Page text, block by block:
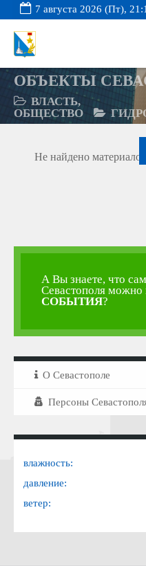
7 августа 2026 (Пт),
ОБЪЕКТЫ
ВЛАСТЬ,
ОБЩЕСТВО
Не найдено
А Вы знаете, что
Севастополя можно
СОБЫТИЯ?
О Севастополе
Персоны
влажность:
давление:
ветер: